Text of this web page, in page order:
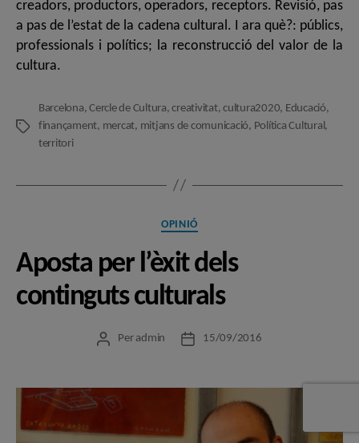
Etiquetes
Barcelona,Cercle de Cultura,creativitat,cultura2020, Educació,
finançament, mercat, mitjans de comunicació, Política Cultural ,
territori
Categories
OPINIÓ
Aposta per l’èxit dels
continguts culturals
Autor
Per admin
Data15/09/2016